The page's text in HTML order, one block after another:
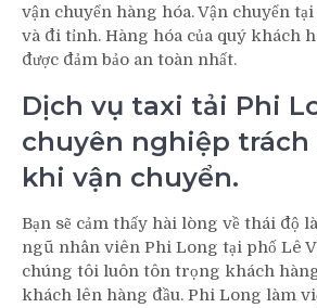
vận chuyển hàng hóa. Vận chuyển
và đi tỉnh. Hàng hóa của quý khách
được đảm bảo an toàn nhất.
Dịch vụ taxi tải Phi
chuyên nghiệp trách
khi vận chuyển.
Bạn sẽ cảm thấy hài lòng về thái độ
ngũ nhân viên Phi Long tại phố Lê
chúng tôi luôn tôn trọng khách
khách lên hàng đầu. Phi Long làm